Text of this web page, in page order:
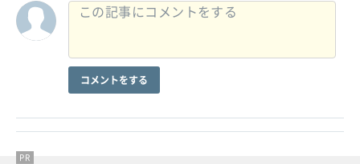
コメントをする
PR
PR
PR